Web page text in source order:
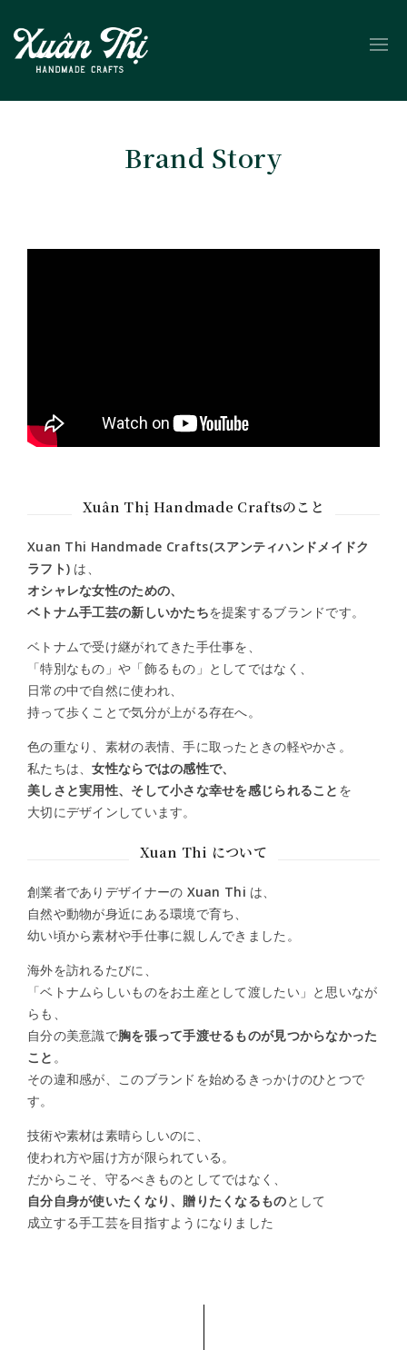
Brand Story
Xuân Thị Handmade Craftsのこと
Xuan Thi Handmade Crafts(スアンティハンドメイドク
ラフト) は、
オシャレな女性のための、
ベトナム手工芸の新しいかたちを提案するブランドです。
ベトナムで受け継がれてきた手仕事を、
「特別なもの」や「飾るもの」としてではなく、
日常の中で自然に使われ、
持って歩くことで気分が上がる存在へ。
色の重なり、素材の表情、手に取ったときの軽やかさ。
私たちは、女性ならではの感性で、
美しさと実用性、そして小さな幸せを感じられること を
大切にデザインしています。
Xuan Thi について
創業者でありデザイナーの Xuan Thi は、
自然や動物が身近にある環境で育ち、
幼い頃から素材や手仕事に親しんできました。
海外を訪れるたびに、
「ベトナムらしいものをお土産として渡したい」と思いなが
らも、
自分の美意識で胸を張って手渡せるものが見つからなかった
こと 。
その違和感が、このブランドを始めるきっかけのひとつで
す。
技術や素材は素晴らしいのに、
使われ方や届け方が限られている。
だからこそ、守るべきものとしてではなく、
自分自身が使いたくなり、贈りたくなるものとして
成立する手工芸を目指すようになりました